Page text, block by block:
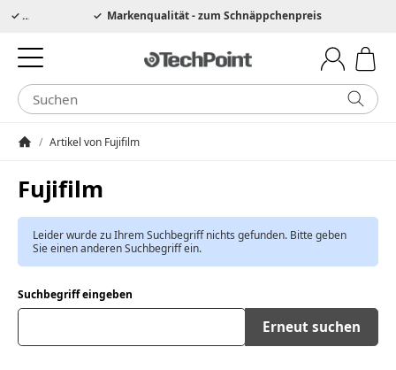
Hotline 0049 6205 3079975Markenqualität - zum Schnäppchenpreis
/ Artikel von Fujifilm
Fujifilm
Leider wurde zu Ihrem Suchbegriff nichts gefunden. Bitte geben
Sie einen anderen Suchbegriff ein.
Suchbegriff eingeben